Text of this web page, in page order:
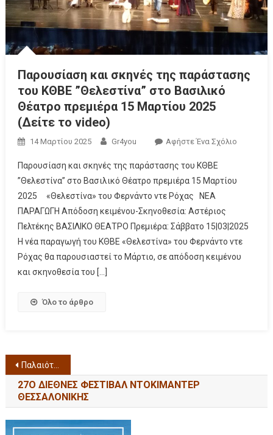
Παρουσίαση και σκηνές της παράστασης
του ΚΘΒΕ ”Θελεστίνα” στο Βασιλικό
Θέατρο πρεμιέρα 15 Μαρτίου 2025
(Δείτε το video)
14 Μαρτίου 2025 Gr4you Αφήστε Ένα Σχόλιο
Παρουσίαση και σκηνές της παράστασης του ΚΘΒΕ
”Θελεστίνα” στο Βασιλικό Θέατρο πρεμιέρα 15 Μαρτίου
2025 «Θελεστίνα» του Φερνάντο ντε Ρόχας ΝΕΑ
ΠΑΡΑΓΩΓΗ Απόδοση κειμένου-Σκηνοθεσία: Αστέριος
Πελτέκης ΒΑΣΙΛΙΚΟ ΘΕΑΤΡΟ Πρεμιέρα: Σάββατο 15|03|2025
Η νέα παραγωγή του ΚΘΒΕ «Θελεστίνα» του Φερνάντο ντε
Ρόχας θα παρουσιαστεί το Μάρτιο, σε απόδοση κειμένου
και σκηνοθεσία του […]
Όλο το άρθρο
Παλαιότερα άρθρα
27Ο ΔΙΕΘΝΕΣ ΦΕΣΤΙΒΑΛ ΝΤΟΚΙΜΑΝΤΕΡ
ΘΕΣΣΑΛΟΝΙΚΗΣ